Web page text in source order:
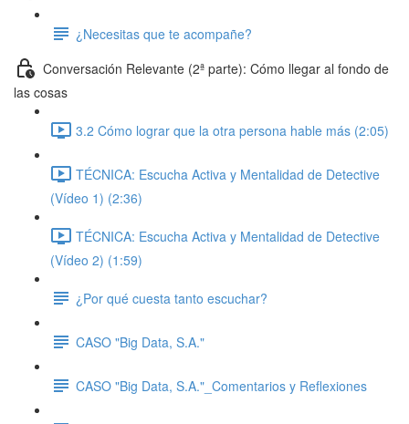
¿Necesitas que te acompañe?
Conversación Relevante (2ª parte): Cómo llegar al fondo de
las cosas
3.2 Cómo lograr que la otra persona hable más (2:05)
TÉCNICA: Escucha Activa y Mentalidad de Detective
(Vídeo 1) (2:36)
TÉCNICA: Escucha Activa y Mentalidad de Detective
(Vídeo 2) (1:59)
¿Por qué cuesta tanto escuchar?
CASO "Big Data, S.A."
CASO "Big Data, S.A."_Comentarios y Reflexiones